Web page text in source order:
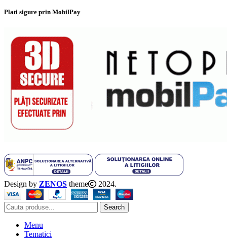
Plati sigure prin MobilPay
Design by ZENOS theme 2024.
Search
Menu
Tematici